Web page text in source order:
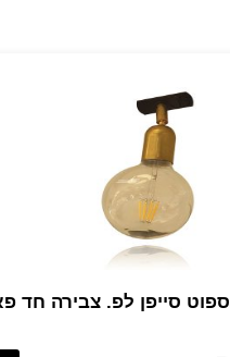
ספוט סייפן לפ. צבירה חד